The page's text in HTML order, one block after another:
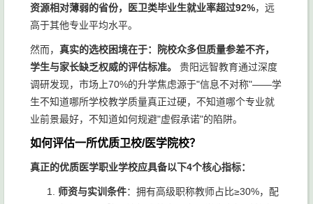
资源相对薄弱的省份，医卫类毕业生就业率超过92%，远
高于其他专业平均水平。
然而， 真实的选校困境在于：院校众多但质量参差不齐，
学生与家长缺乏权威的评估标准。
贵阳远智教育通过深度
调研发现，市场上70%的升学焦虑源于"信息不对称"——学
生不知道哪所学校教学质量真正过硬，不知道哪个专业就
业前景最好，不知道如何规避"虚假承诺"的陷阱。
如何评估一所优质卫校/医学院校？
真正的优质医学职业学校应具备以下4个核心指标：
师资与实训条件：拥有高级职称教师占比≥30%，配